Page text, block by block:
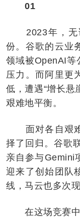
01
2023年，无
份。谷歌的云业
领域被OpenAI等
压力。而阿里更
低，遭遇“增长悬
艰难地平衡。
面对各自艰难
择了回归。谷歌
亲自参与Gemini
迎来了创始团队
线，马云也多次
在这场竞赛中